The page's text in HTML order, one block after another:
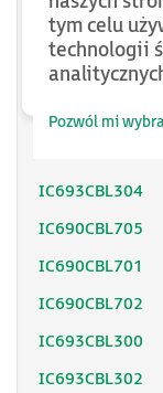
IC693CBL315
IC693CBL316
IC693CBL301
IC693CBL304
IC690CBL705
IC690CBL701
IC690CBL702
IC693CBL300
IC693CBL302
tym celu
technologii
Pozwól mi